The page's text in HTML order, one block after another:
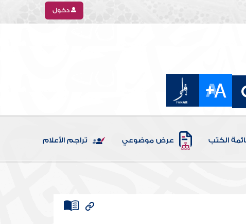
دخول
الكتب عرض موضوعي تراجم الأعلام